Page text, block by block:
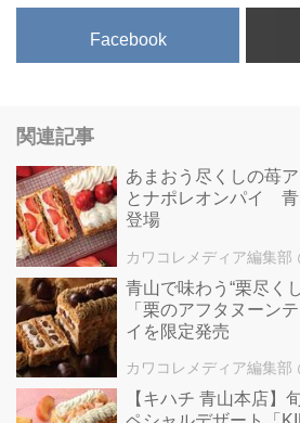
Facebook
関連記事
あまおう尽くしの苺
とナポレオンパイ
登場
カワコレメディア編集部
青山で味わう“栗尽く
「栗のアフタヌーン
イを限定発売
カワコレメディア編集部
【キハチ 青山本店】